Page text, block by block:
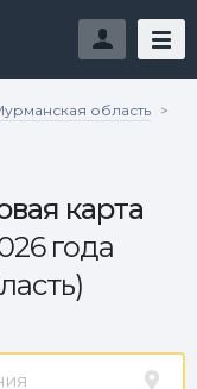
область >
карта
года